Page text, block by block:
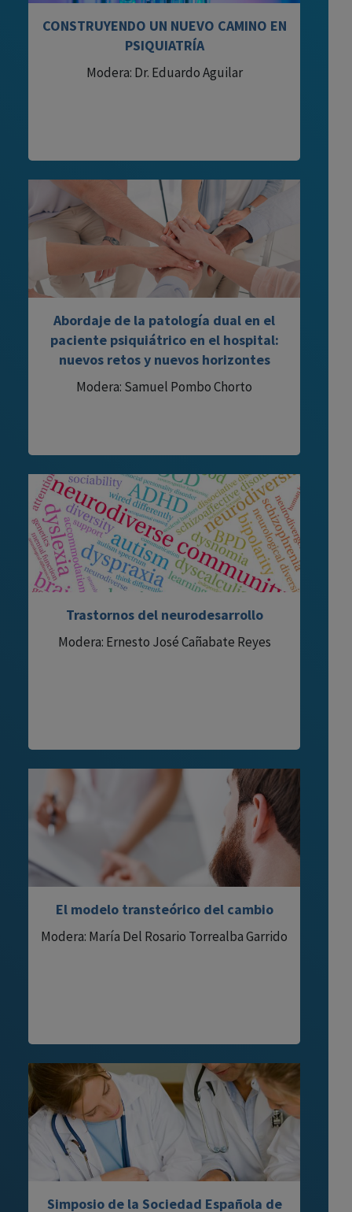
CONSTRUYENDO UN NUEVO CAMINO EN
PSIQUIATRÍA
Modera: Dr. Eduardo Aguilar
Abordaje de la patología dual en el
paciente psiquiátrico en el hospital:
nuevos retos y nuevos horizontes
Modera: Samuel Pombo Chorto
Trastornos del neurodesarrollo
Modera: Ernesto José Cañabate Reyes
El modelo transteórico del cambio
Modera: María Del Rosario Torrealba Garrido
Simposio de la Sociedad Española de